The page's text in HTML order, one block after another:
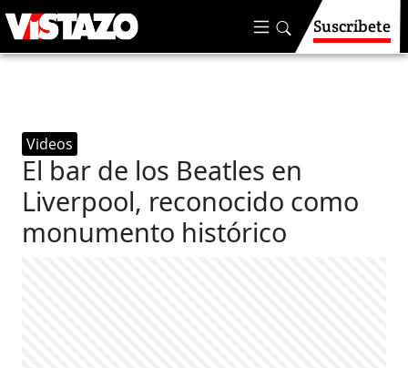
Suscríbete
Videos
El bar de los Beatles en
Liverpool, reconocido como
monumento histórico